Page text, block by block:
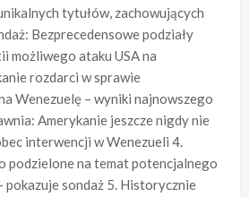
tytułów, zachowujących
Bezprecedensowe podziały
możliwego ataku USA na
rozdarci w sprawie
Wenezuelę – wyniki najnowszego
Amerykanie jeszcze nigdy nie
interwencji w Wenezueli 4.
podzielone na temat potencjalnego
pokazuje sondaż 5. Historycznie